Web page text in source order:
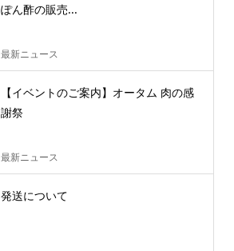
ぽん酢の販売...
最新ニュース
【イベントのご案内】オータム 肉の感
謝祭
最新ニュース
発送について